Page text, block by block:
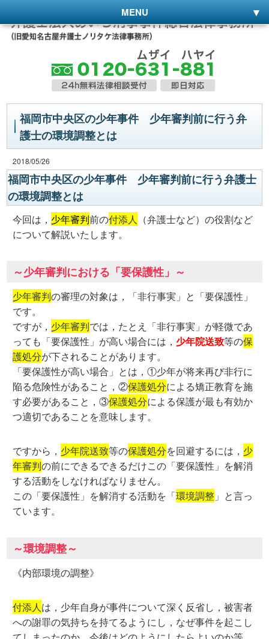
MENU
福岡市中央区の少年事件 少年審判前に行う弁
護士の環境調整とは
2018/05/26
福岡市中央区の少年事件 少年審判前に行う弁護士
の環境調整とは
今回は， 少年審判前の付添人 （弁護士など）の役割など
について解説いたします。
～少年審判における「要保護性」～
少年審判の審理の対象は，「非行事実」と「要保護性」
です。
ですが， 少年審判では，たとえ「非行事実」が軽微であ
っても「要保護性」が高い場合には，少年院送致等の保
護処分が下されることがあります。
「要保護性が高い場合」とは，①少年が将来再び非行に
陥る危険性があること，②保護処分による矯正教育を施
す必要があること，③保護処分による保護が最も有効か
つ適切であることを意味します。
ですから， 少年院送致等の保護処分を回避するには， 少
年審判の前にできるできるだけこの「要保護性」を解消
する活動をしなければなりません。
この「要保護性」を解消する活動を「環境調整 」と言っ
ています。
～環境調整～
《内部環境の調整》
付添人は，少年自身が事件について深く反省し，被害者
への謝罪の気持ちを持てるようにし，なぜ事件を起こし